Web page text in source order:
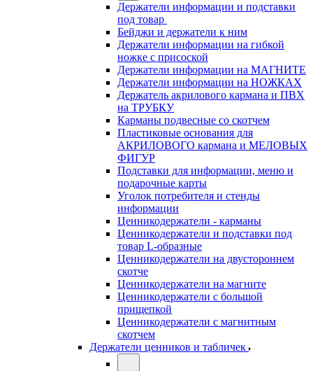
Держатели информации и подставки
под товар
Бейджи и держатели к ним
Держатели информации на гибкой
ножке с присоской
Держатели информации на МАГНИТЕ
Держатели информации на НОЖКАХ
Держатель акрилового кармана и ПВХ
на ТРУБКУ
Карманы подвесные со скотчем
Пластиковые основания для
АКРИЛОВОГО кармана и МЕЛОВЫХ
ФИГУР
Подставки для информации, меню и
подарочные карты
Уголок потребителя и стенды
информации
Ценникодержатели - карманы
Ценникодержатели и подставки под
товар L-образные
Ценникодержатели на двустороннем
скотче
Ценникодержатели на магните
Ценникодержатели с большой
прищепкой
Ценникодержатели с магнитным
скотчем
Держатели ценников и табличек